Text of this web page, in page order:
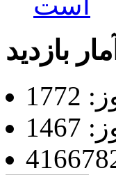
آمار بازدید